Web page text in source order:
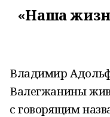
«Наша
Владимир
Валегжанины
с говорящим